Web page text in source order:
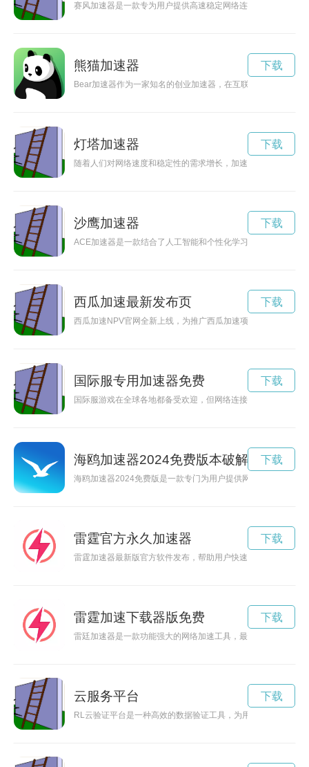
赛风加速器是一款专为用户提供高速稳定网络连接和保护隐私
熊猫加速器
Bear加速器作为一家知名的创业加速器，在互联网创业领域拥
下载
灯塔加速器
随着人们对网络速度和稳定性的需求增长，加速器在线成为一
下载
沙鹰加速器
ACE加速器是一款结合了人工智能和个性化学习模式的学习加
下载
西瓜加速最新发布页
西瓜加速NPV官网全新上线，为推广西瓜加速项目提供更便捷
下载
国际服专用加速器免费
国际服游戏在全球各地都备受欢迎，但网络连接不稳定常常影
下载
海鸥加速器2024免费版本破解版
海鸥加速器2024免费版是一款专门为用户提供网络加速服务的
下载
雷霆官方永久加速器
雷霆加速器最新版官方软件发布，帮助用户快速提升网络速度
下载
雷霆加速下载器版免费
雷廷加速器是一款功能强大的网络加速工具，最新版本的下载
下载
云服务平台
RL云验证平台是一种高效的数据验证工具，为用户提供了数据
下载